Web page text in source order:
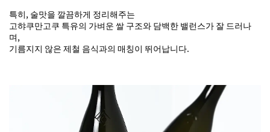
특히, 술맛을 깔끔하게 정리해주는
고햐쿠만고쿠 특유의 가벼운 쌀 구조와 담백한 밸런스가 잘 드러나
며,
기름지지 않은 제철 음식과의 매칭이 뛰어납니다.